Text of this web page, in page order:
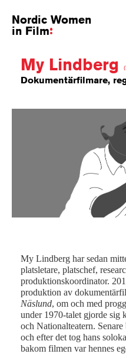
Nordic Women
in Film
My Lindberg
Dokumentärfilmare,
My Lindberg har sedan
platsletare, platschef,
produktionskoordinator.
produktion av
Näslund, om och med
under 1970-talet gjorde sig
och Nationalteatern.
och efter det tog hans
bakom filmen var hennes